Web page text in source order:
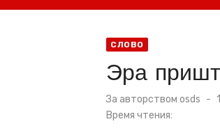
СЛОВО
Эра
За авторством osds
Время чтения: